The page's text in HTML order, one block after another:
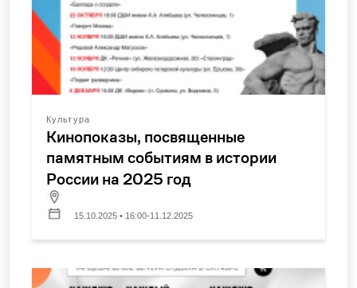
Культура
Кинопоказы, посвященные
памятным событиям в истории
России на 2025 год
15.10.2025 • 16:00-11.12.2025